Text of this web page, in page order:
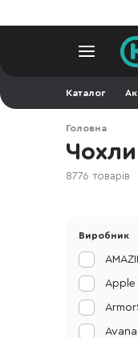
Каталог
Головна
8776 товарів
Виробник
Apple
Avana